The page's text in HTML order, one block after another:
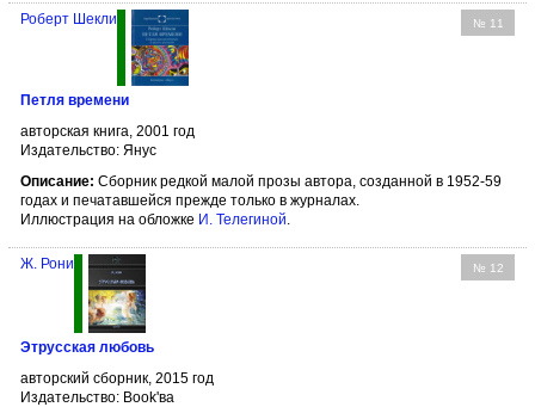
№ 11
Роберт Шекли
Петля времени
авторская книга, 2001 год
Издательство: Янус
Описание: Сборник редкой малой прозы автора, созданной в 1952-59
годах и печатавшейся прежде только в журналах.
Иллюстрация на обложке И. Телегиной
№ 12
Ж. Рони
Этрусская любовь
авторский сборник, 2015 год
Издательство: Book'ва